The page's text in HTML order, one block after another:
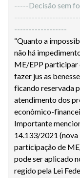
-----Decisão sem
------------------
“Quanto a
não há
ME/EPP participar
fazer jus as
ficando reservada
atendimento dos
econômico-
Importante
14.133/2021 (nova
participação de
pode ser aplicado
regido pela Lei